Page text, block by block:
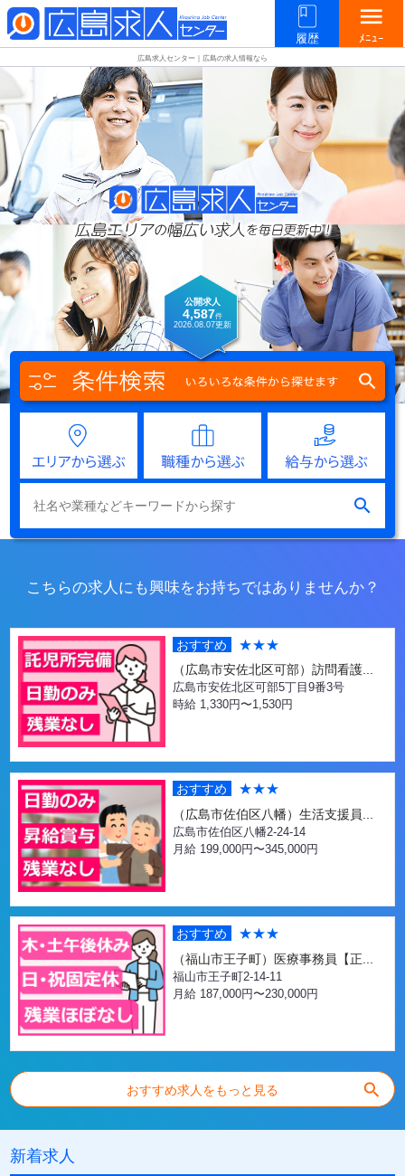
履歴
menu
ﾒﾆｭｰ
広島求人センター｜広島の求人情報なら
公開求人
4,587件
2026.08.07更新

こちらの求人にも興味をお持ちではありませんか？
おすすめ ★★★
（広島市安佐北区可部）訪問看護...
広島市安佐北区可部5丁目9番3号
時給 1,330円〜1,530円
おすすめ ★★★
（広島市佐伯区八幡）生活支援員...
広島市佐伯区八幡2-24-14
月給 199,000円〜345,000円
おすすめ ★★★
（福山市王子町）医療事務員【正...
福山市王子町2-14-11
月給 187,000円〜230,000円
おすすめ求人をもっと見る search
新着求人